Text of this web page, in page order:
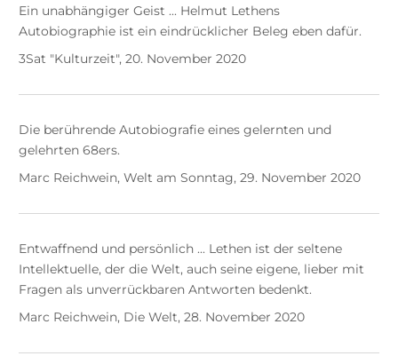
Ein unabhängiger Geist ... Helmut Lethens
Autobiographie ist ein eindrücklicher Beleg eben dafür.
3Sat "Kulturzeit", 20. November 2020
Die berührende Autobiografie eines gelernten und
gelehrten 68ers.
Marc Reichwein, Welt am Sonntag, 29. November 2020
Entwaffnend und persönlich ... Lethen ist der seltene
Intellektuelle, der die Welt, auch seine eigene, lieber mit
Fragen als unverrückbaren Antworten bedenkt.
Marc Reichwein, Die Welt, 28. November 2020